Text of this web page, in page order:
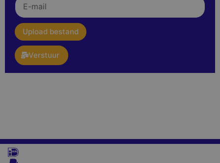
mail
upload
Upload bestand
Verstuur